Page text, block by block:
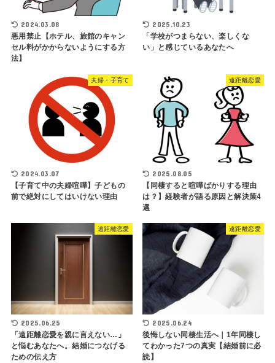
2024.03.08
悪用禁止【ホテル、旅館のキャン
セル料がかからないようにする方
法】
2025.10.23
「学校がつまらない、楽しくな
い」と感じているあなたへ
夫婦・子育て
2024.03.07
【子育て中の夫婦喧嘩】子どもの
前で絶対にしてはいけない理由
遠距離恋愛
2025.08.05
【同棲すると喧嘩ばかりする理由
は？】経験者が語る原因と解決策4
選
遠距離恋愛
2025.06.25
「遠距離恋愛を親に言えない…」
と悩むあなたへ。結婚につなげる
ための伝え方
遠距離恋愛
2025.06.24
後悔しない同棲生活へ｜1年同棲し
てわかった7つの真実【結婚前に必
読】